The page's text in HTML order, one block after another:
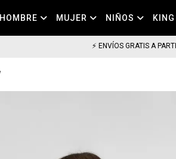
HOMBRE MUJER NIÑOS